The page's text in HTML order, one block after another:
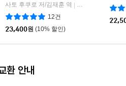
사토 후쿠로 저/김재훈 역
잉크잼
12건
23,400원 (10% 할인)
환 안내